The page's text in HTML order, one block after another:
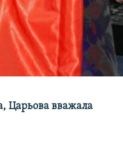
Царьова вважала